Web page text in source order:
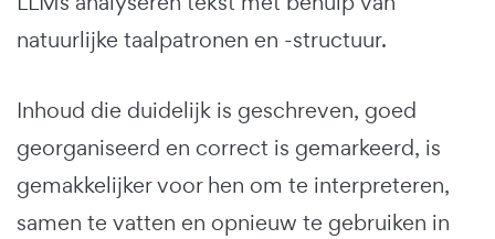
natuurlijke taalpatronen en -structuur.
Inhoud die duidelijk is geschreven, goed
georganiseerd en correct is gemarkeerd, is
gemakkelijker voor hen om te interpreteren,
samen te vatten en opnieuw te gebruiken in